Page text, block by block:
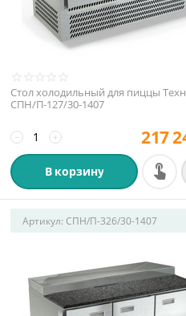
Стол холодильный для пиццы
СПН/П-127/30-1407
+
− 217
В корзину
Артикул: СПН/П-326/30-1407